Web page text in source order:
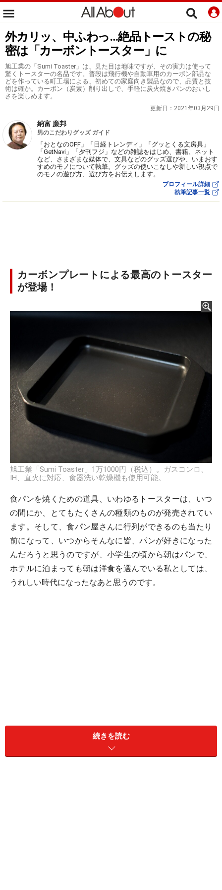
外カリッ、中ふわっ…絶品トーストの秘
密は「カーボントースター」に
旭工業の「Sumi Toaster」は、見た目は地味ですが、その実力は使って
驚くトースターの名品です。普段は飛行機や自動車用のカーボン部品な
どを作っている町工場による、初めての家庭向き製品なので、品質と技
術は確か。カーボン（炭素）削り出しで、手軽に炭火焼きパンのおいし
さを楽しめます。
更新日： 2021年03月29日
納富 廉邦
男のこだわりグッズ ガイド
「おとなのOFF」「日経トレンディ」「グッとくる文房具」
「GetNavi」「夕刊フジ」などの雑誌をはじめ、書籍、ネット
など、さまざまな媒体で、文具などのグッズ選びや、いまおす
すめのモノについて執筆。グッズの使いこなしや新しい視点で
のモノの遊び方、選び方をお伝えします。
プロフィール詳細
執筆記事一覧
カーボンプレートによる最高のトースター
が登場！
旭工業「Sumi Toaster」1万1000円（税込）。ガスコンロ、
IH、直火に対応、食器洗い乾燥機も使用可能。
食パンを焼くための道具、いわゆるトースターは、いつ
の間にか、とてもたくさんの種類のものが発売されてい
ます。そして、食パン屋さんに行列ができるのも当たり
前になって、いつからそんなに皆、パンが好きになった
んだろうと思うのですが、小学生の頃から朝はパンで、
ホテルに泊まっても朝は洋食を選んでいる私としては、
うれしい時代になったなあと思うのです。
その私が、今、最も気に入っているどころか、これで焼
続きを読む